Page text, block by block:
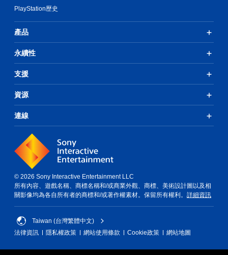
PlayStation歷史
產品
永續性
支援
資源
連線
© 2026 Sony Interactive Entertainment LLC
所有內容、遊戲名稱、商標名稱和/或商業外觀、商標、美術設計圖以及相
關影像均為各自所有者的商標和/或著作權素材。保留所有權利。 詳細資訊
Taiwan (台灣繁體中文)
法律資訊
隱私權政策 網站使用條款 Cookie政策 網站地圖